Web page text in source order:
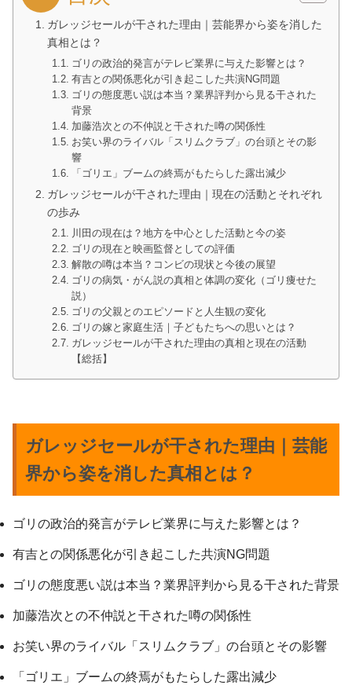
ガレッジセールが干された理由｜芸能界から姿を消した
真相とは？
ゴリの政治的発言がテレビ業界に与えた影響とは？
有吉との関係悪化が引き起こした共演NG問題
ゴリの態度悪い説は本当？業界評判から見る干された
背景
加藤浩次との不仲説と干された噂の関係性
お笑い界のライバル「スリムクラブ」の台頭とその影
響
「ゴリエ」ブームの終焉がもたらした露出減少
ガレッジセールが干された理由｜現在の活動とそれぞれ
の歩み
川田の現在は？地方を中心とした活動と今の姿
ゴリの現在と映画監督としての評価
解散の噂は本当？コンビの現状と今後の展望
ゴリの病気・がん説の真相と体調の変化（ゴリ痩せた
説）
ゴリの父親とのエピソードと人生観の変化
ゴリの嫁と家庭生活｜子どもたちへの思いとは？
ガレッジセールが干された理由の真相と現在の活動
【総括】
ガレッジセールが干された理由｜芸能
界から姿を消した真相とは？
ゴリの政治的発言がテレビ業界に与えた影響とは？
有吉との関係悪化が引き起こした共演NG問題
ゴリの態度悪い説は本当？業界評判から見る干された背景
加藤浩次との不仲説と干された噂の関係性
お笑い界のライバル「スリムクラブ」の台頭とその影響
「ゴリエ」ブームの終焉がもたらした露出減少